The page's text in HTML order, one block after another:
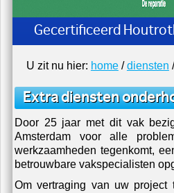
Schilderen The Red
U zit nu hier: home/ diensten /
Extra diensten
Door 25 jaar met dit vak
Amsterdam voor alle
werkzaamheden tegenkomt,
betrouwbare vakspecialisten
Om vertraging van uw project